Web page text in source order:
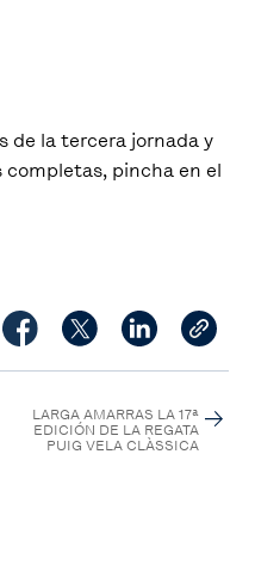
de la tercera jornada y
pincha en el
LARGA AMARRAS LA 17ª
EDICIÓN DE LA REGATA
PUIG VELA CLÀSSICA